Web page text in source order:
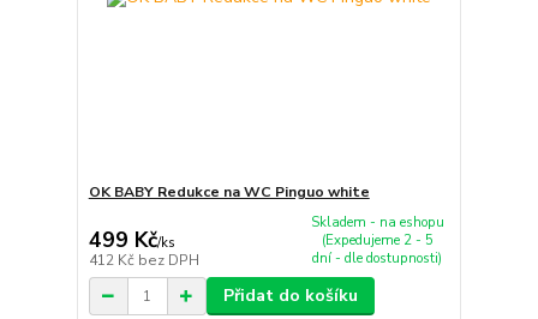
OK BABY Redukce na WC Pinguo white
499 Kč/ks
412 Kč bez DPH
Skladem - na eshopu
(Expedujeme 2 - 5
dní - dle dostupnosti)
Přidat do košíku